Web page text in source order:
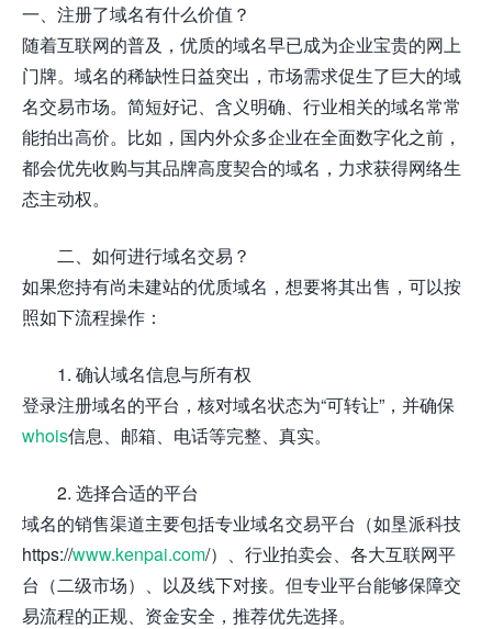
一、注册了域名有什么价值？
随着互联网的普及，优质的域名早已成为企业宝贵的网上
门牌。域名的稀缺性日益突出，市场需求促生了巨大的域
名交易市场。简短好记、含义明确、行业相关的域名常常
能拍出高价。比如，国内外众多企业在全面数字化之前，
都会优先收购与其品牌高度契合的域名，力求获得网络生
态主动权。
二、如何进行域名交易？
如果您持有尚未建站的优质域名，想要将其出售，可以按
照如下流程操作：
1. 确认域名信息与所有权
登录注册域名的平台，核对域名状态为“可转让”，并确保
whois信息、邮箱、电话等完整、真实。
2. 选择合适的平台
域名的销售渠道主要包括专业域名交易平台（如垦派科技
https://www.kenpai.com/）、行业拍卖会、各大互联网平
台（二级市场）、以及线下对接。但专业平台能够保障交
易流程的正规、资金安全，推荐优先选择。